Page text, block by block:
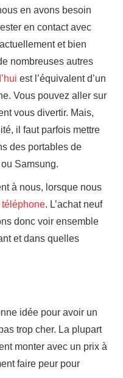
en avons besoin
en contact avec
et bien
nombreuses autres
est l’équivalent d’un
Vous pouvez aller sur
vous divertir. Mais,
il faut parfois mettre
des portables de
Samsung.
à nous, lorsque nous
. L’achat neuf
donc voir ensemble
et dans quelles
idée pour avoir un
trop cher. La plupart
monter avec un prix à
faire peur pour